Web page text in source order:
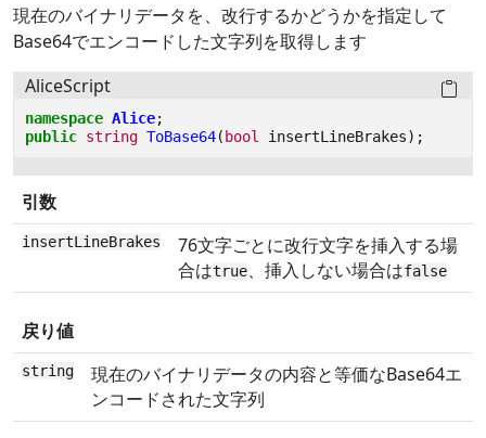
現在のバイナリデータを、改行するかどうかを指定して
Base64でエンコードした文字列を取得します
AliceScript
namespace Alice;
public string ToBase64( bool insertLineBrakes);
引数
insertLineBrakes
76文字ごとに改行文字を挿入する場
合はtrue、挿入しない場合はfalse
戻り値
string
現在のバイナリデータの内容と等価なBase64エ
ンコードされた文字列